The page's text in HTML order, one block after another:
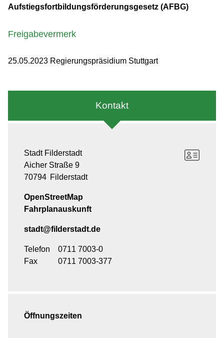
Aufstiegsfortbildungsförderungsgesetz (AFBG)
Freigabevermerk
25.05.2023 Regierungspräsidium Stuttgart
Kontakt
Stadt Filderstadt
Aicher Straße 9
70794 Filderstadt
OpenStreetMap
Fahrplanauskunft
stadt@filderstadt.de
Telefon
0711 7003-0
Fax
0711 7003-377
Öffnungszeiten